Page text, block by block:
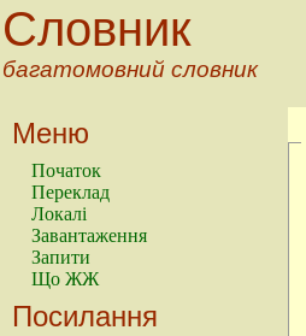
Словник
багатомовний словник
Меню
Початок
Переклад
Локалі
Завантаження
Запити
Що ЖЖ
Посилання